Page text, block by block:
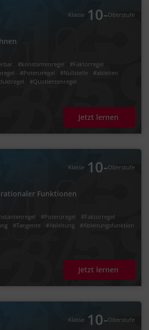
Klasse 10‐Oberstufe
#konstantenregel
#Faktorregel
#Potenzregel #Nullstelle
#ableiten
#Quotientenregel
Jetzt lernen
Klasse 10‐Oberstufe
Funktionen
#Potenzregel
#Faktorregel
#Tangente #Ableitung
#Ableitungsfunktion
Jetzt lernen
Klasse 10‐Oberstufe